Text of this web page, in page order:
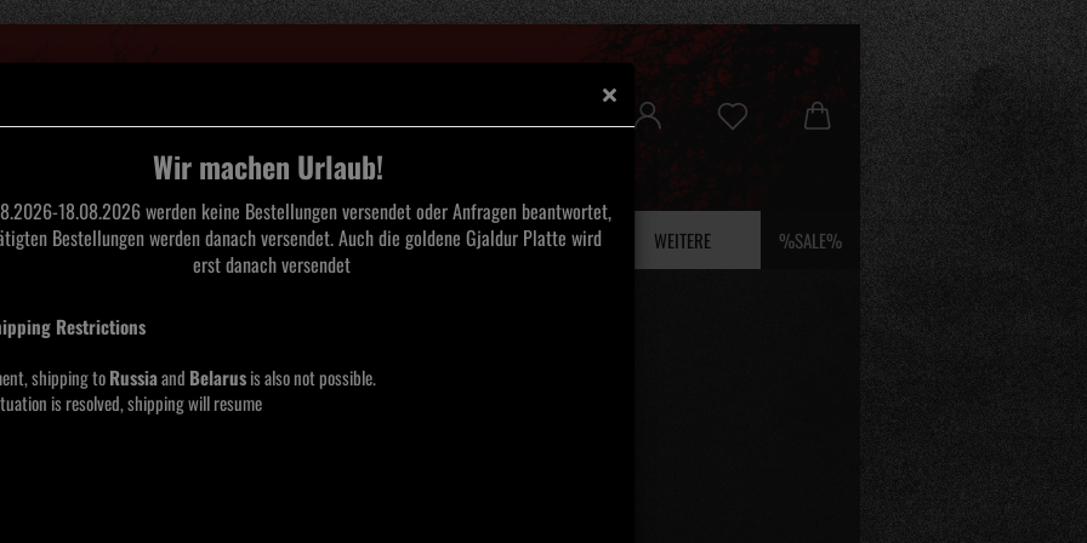
Wir machen Urlaub!
18.08.2026 werden keine Bestellungen versendet oder Anfragen beantwortet,
Bestellungen werden danach versendet. Auch die goldene Gjaldur Platte wird
erst danach versendet
Restrictions
shipping toRussiaand Belarusis also not possible.
is resolved, shipping will resume
TAPES CDS SAARLAND BLACK METAL MERCHANDISE MOOS UND EFEU %SALE%
WEITERE
VINYL